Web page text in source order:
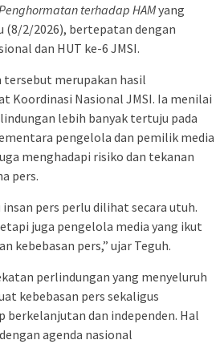
terhadap HAMyang
(8/2/2026), bertepatan dengan
dan HUT ke-6 JMSI.
tersebut merupakan hasil
Koordinasi Nasional JMSI. Ia menilai
lebih banyak tertuju pada
pengelola dan pemilik media
menghadapi risiko dan tekanan
pers.
pers perlu dilihat secara utuh.
juga pengelola media yang ikut
kebebasan pers,” ujar Teguh.
perlindungan yang menyeluruh
kebebasan pers sekaligus
dan independen. Hal
agenda nasional